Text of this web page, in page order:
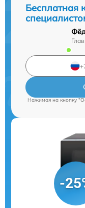
Бесплатная
Нажимая на кнопку
-